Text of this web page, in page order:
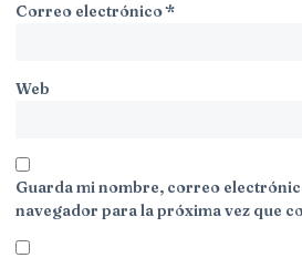
Correo electrónico*
Web
Guarda mi nombre, correo
navegador para la próxima vez que